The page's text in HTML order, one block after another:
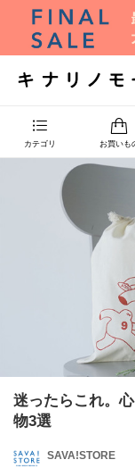
カテゴリ お買いも
迷ったらこれ。
物3選
SAVA!STORE